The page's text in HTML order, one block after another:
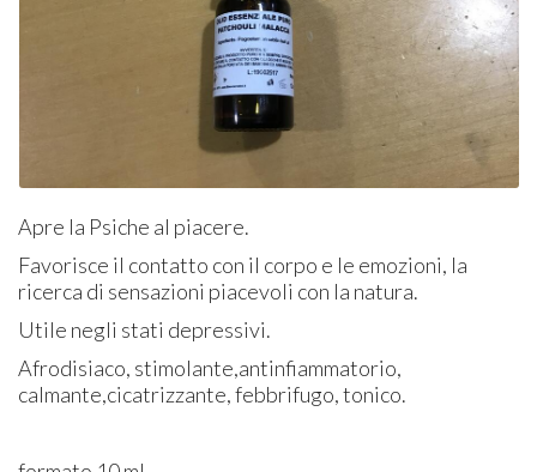
Apre la Psiche al piacere.
Favorisce il contatto con il corpo e le emozioni, la
ricerca di sensazioni piacevoli con la natura.
Utile negli stati depressivi.
Afrodisiaco, stimolante,antinfiammatorio,
calmante,cicatrizzante, febbrifugo, tonico.